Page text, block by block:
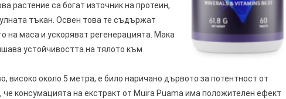
растение са богат източник на протеин,
тъкан. Освен това те съдържат
на маса и ускоряват регенерацията. Мака
устойчивостта на тялото към
високо около 5 метра, е било наричано дървото за потентност от
консумацията на екстракт от Muira Puama има положителен ефект